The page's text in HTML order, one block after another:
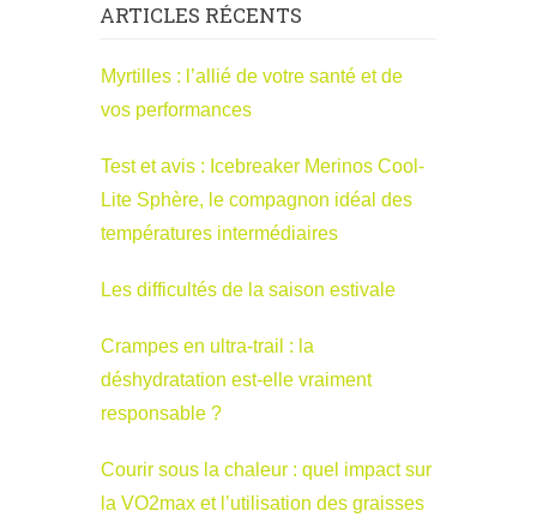
ARTICLES RÉCENTS
Myrtilles : l’allié de votre santé et de
vos performances
Test et avis : Icebreaker Merinos Cool-
Lite Sphère, le compagnon idéal des
températures intermédiaires
Les difficultés de la saison estivale
Crampes en ultra-trail : la
déshydratation est-elle vraiment
responsable ?
Courir sous la chaleur : quel impact sur
la VO2max et l’utilisation des graisses